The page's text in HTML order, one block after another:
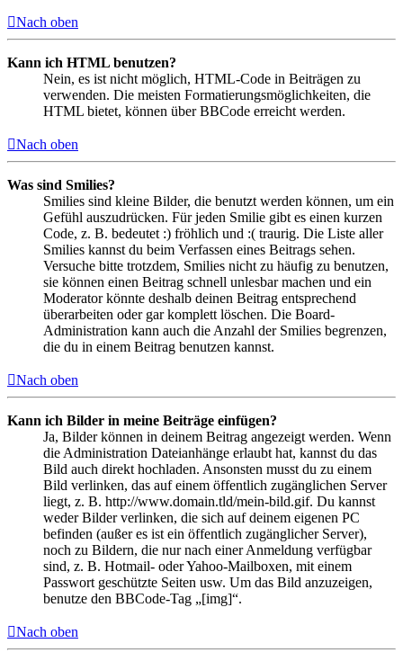
Nach oben
Kann ich HTML benutzen?
Nein, es ist nicht möglich, HTML-Code in Beiträgen zu
verwenden. Die meisten Formatierungsmöglichkeiten, die
HTML bietet, können über BBCode erreicht werden.
Nach oben
Was sind Smilies?
Smilies sind kleine Bilder, die benutzt werden können, um ein
Gefühl auszudrücken. Für jeden Smilie gibt es einen kurzen
Code, z. B. bedeutet :) fröhlich und :( traurig. Die Liste aller
Smilies kannst du beim Verfassen eines Beitrags sehen.
Versuche bitte trotzdem, Smilies nicht zu häufig zu benutzen,
sie können einen Beitrag schnell unlesbar machen und ein
Moderator könnte deshalb deinen Beitrag entsprechend
überarbeiten oder gar komplett löschen. Die Board-
Administration kann auch die Anzahl der Smilies begrenzen,
die du in einem Beitrag benutzen kannst.
Nach oben
Kann ich Bilder in meine Beiträge einfügen?
Ja, Bilder können in deinem Beitrag angezeigt werden. Wenn
die Administration Dateianhänge erlaubt hat, kannst du das
Bild auch direkt hochladen. Ansonsten musst du zu einem
Bild verlinken, das auf einem öffentlich zugänglichen Server
liegt, z. B. http://www.domain.tld/mein-bild.gif. Du kannst
weder Bilder verlinken, die sich auf deinem eigenen PC
befinden (außer es ist ein öffentlich zugänglicher Server),
noch zu Bildern, die nur nach einer Anmeldung verfügbar
sind, z. B. Hotmail- oder Yahoo-Mailboxen, mit einem
Passwort geschützte Seiten usw. Um das Bild anzuzeigen,
benutze den BBCode-Tag „[img]“.
Nach oben